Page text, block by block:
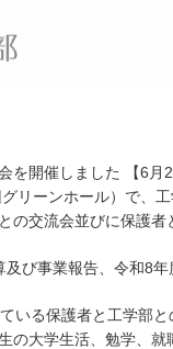
を開催しました 【6月
リーンホール）で、
交流会並びに保護
び事業報告、令和8
いる保護者と工学部
大学生活、勉学、